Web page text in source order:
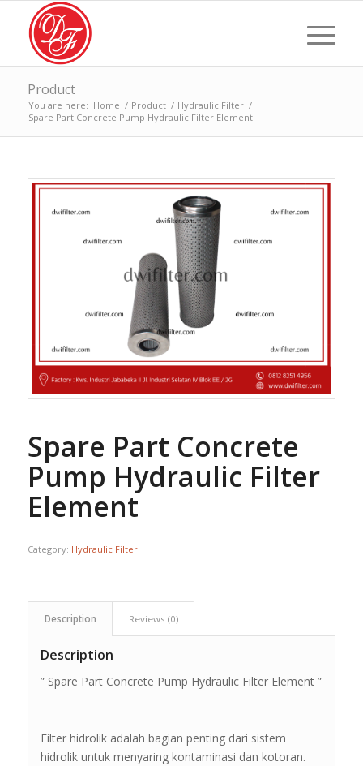
Product
You are here: Home / Product / Hydraulic Filter /
Spare Part Concrete Pump Hydraulic Filter Element
Spare Part Concrete
Pump Hydraulic Filter
Element
Category: Hydraulic Filter
Description Reviews (0)
Description
” Spare Part Concrete Pump Hydraulic Filter Element ”
Filter hidrolik adalah bagian penting dari sistem
hidrolik untuk menyaring kontaminasi dan kotoran.